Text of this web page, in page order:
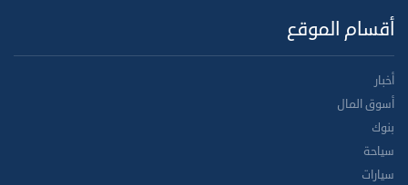
أقسام الموقع
أخبار
أسوق المال
بنوك
سياحة
سيارات